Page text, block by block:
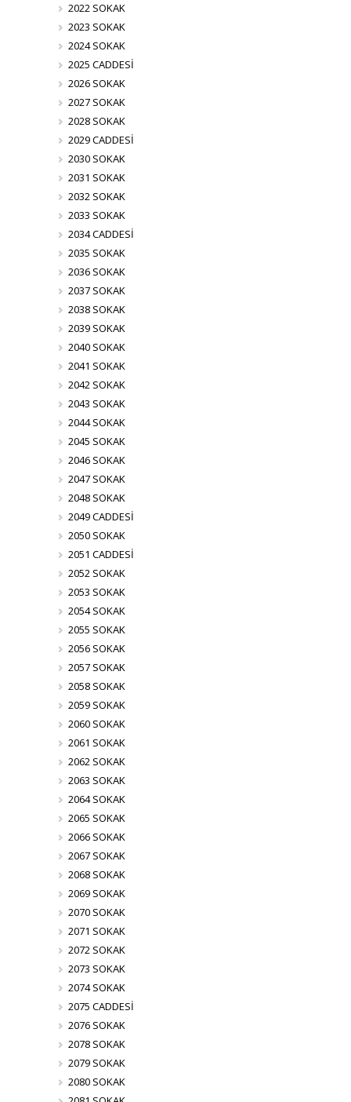
2022 SOKAK
2023 SOKAK
2024 SOKAK
2025 CADDESİ
2026 SOKAK
2027 SOKAK
2028 SOKAK
2029 CADDESİ
2030 SOKAK
2031 SOKAK
2032 SOKAK
2033 SOKAK
2034 CADDESİ
2035 SOKAK
2036 SOKAK
2037 SOKAK
2038 SOKAK
2039 SOKAK
2040 SOKAK
2041 SOKAK
2042 SOKAK
2043 SOKAK
2044 SOKAK
2045 SOKAK
2046 SOKAK
2047 SOKAK
2048 SOKAK
2049 CADDESİ
2050 SOKAK
2051 CADDESİ
2052 SOKAK
2053 SOKAK
2054 SOKAK
2055 SOKAK
2056 SOKAK
2057 SOKAK
2058 SOKAK
2059 SOKAK
2060 SOKAK
2061 SOKAK
2062 SOKAK
2063 SOKAK
2064 SOKAK
2065 SOKAK
2066 SOKAK
2067 SOKAK
2068 SOKAK
2069 SOKAK
2070 SOKAK
2071 SOKAK
2072 SOKAK
2073 SOKAK
2074 SOKAK
2075 CADDESİ
2076 SOKAK
2078 SOKAK
2079 SOKAK
2080 SOKAK